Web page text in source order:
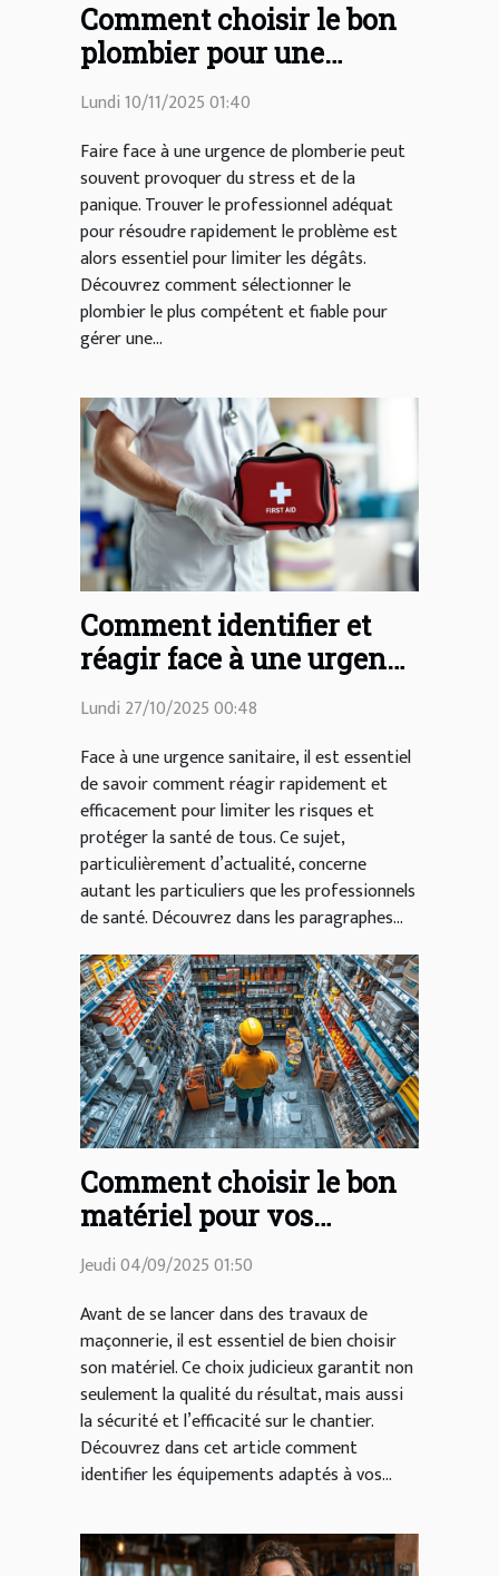
Comment choisir le bon
plombier pour une
urgence ?
Lundi 10/11/2025 01:40
Faire face à une urgence de plomberie peut
souvent provoquer du stress et de la
panique. Trouver le professionnel adéquat
pour résoudre rapidement le problème est
alors essentiel pour limiter les dégâts.
Découvrez comment sélectionner le
plombier le plus compétent et fiable pour
gérer une...
Comment identifier et
réagir face à une urgence
sanitaire ?
Lundi 27/10/2025 00:48
Face à une urgence sanitaire, il est essentiel
de savoir comment réagir rapidement et
efficacement pour limiter les risques et
protéger la santé de tous. Ce sujet,
particulièrement d’actualité, concerne
autant les particuliers que les professionnels
de santé. Découvrez dans les paragraphes...
Comment choisir le bon
matériel pour vos
travaux de maçonnerie ?
Jeudi 04/09/2025 01:50
Avant de se lancer dans des travaux de
maçonnerie, il est essentiel de bien choisir
son matériel. Ce choix judicieux garantit non
seulement la qualité du résultat, mais aussi
la sécurité et l’efficacité sur le chantier.
Découvrez dans cet article comment
identifier les équipements adaptés à vos...